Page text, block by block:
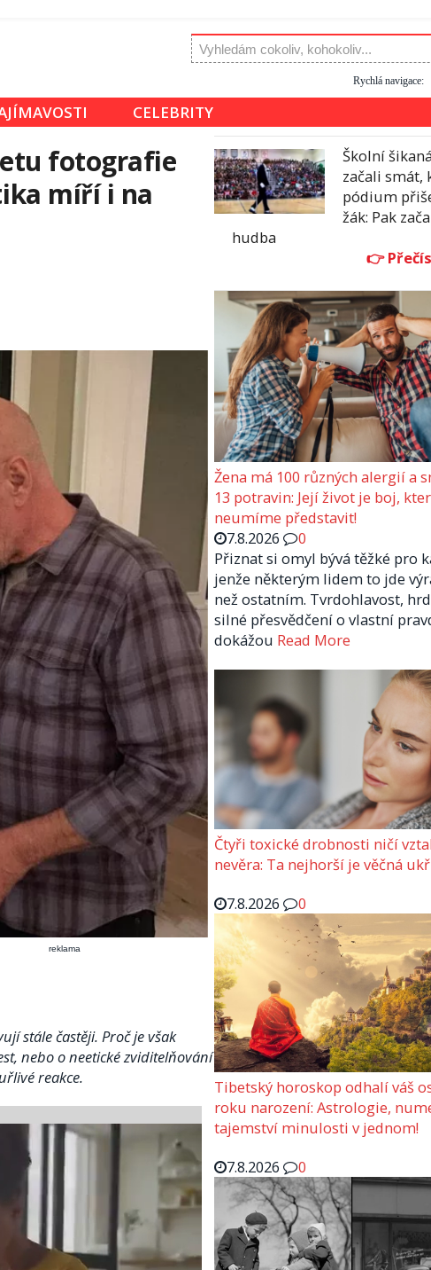
Rychlá navigace:
CELEBRITY
fotografie
míří i na
reklama
stále častěji. Proč je však
nebo o neetické zviditelňování
reakce.
Školní
začali smát,
pódium
žák: Pak
hudba
Žena má 100 různých alergií a
13 potravin: Její život je boj,
neumíme představit!
7.8.2026
0
Přiznat si omyl bývá těžké pro
jenže některým lidem to jde
než ostatním. Tvrdohlavost,
silné přesvědčení o vlastní
dokážou Read More
Čtyři toxické drobnosti ničí
nevěra: Ta nejhorší je věčná
7.8.2026
0
Tibetský horoskop odhalí váš
roku narození: Astrologie,
tajemství minulosti v jednom!
7.8.2026
0